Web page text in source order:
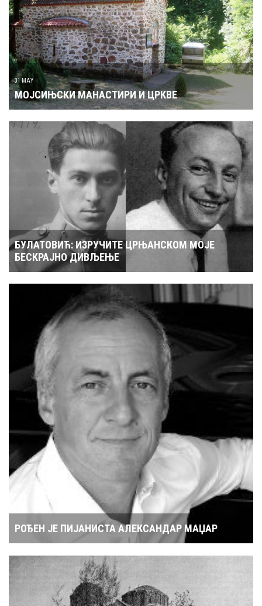
31 MAY
МОЈСИЊСКИ МАНАСТИРИ И ЦРКВЕ
БУЛАТОВИЋ: ИЗРУЧИТЕ ЦРЊАНСКОМ МОЈЕ
БЕСКРАЈНО ДИВЉЕЊЕ
РОЂЕН ЈЕ ПИЈАНИСТА АЛЕКСАНДАР МАЏАР